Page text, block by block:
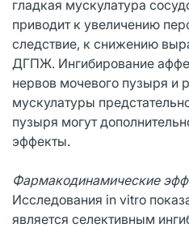
гладкая мускулатура
приводит к увеличению
следствие, к снижению
ДГПЖ. Ингибирование
нервов мочевого пузыря и
мускулатуры
пузыря могут
эффекты.
Фармакодинамические
Исследования in vitro
является селективным